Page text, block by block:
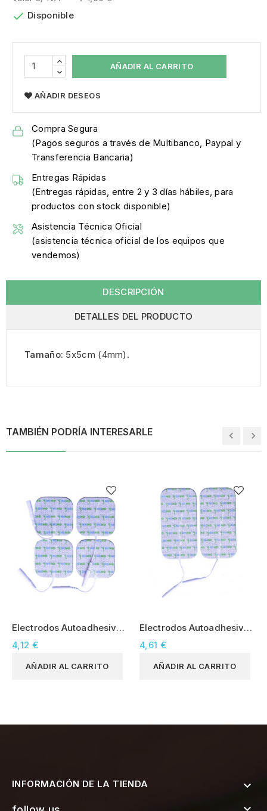
 Disponible
AÑADIR AL CARRITO
AÑADIR DESEOS
Compra Segura
(Pagos seguros a través de Multibanco, Paypal y
Transferencia Bancaria)
Entregas Rápidas
(Entregas rápidas, entre 2 y 3 días hábiles, para
productos con stock disponible)
Asistencia Técnica Oficial
(asistencia técnica oficial de los equipos que
vendemos)
DESCRIPCIÓN
DETALLES DEL PRODUCTO
Tamaño: 5x5cm (4mm).
TAMBIÉN PODRÍA INTERESARLE
Electrodos Autoadhesivos
Cuadrados 50x50mm
4,12 €
AÑADIR AL CARRITO
Electrodos Autoadhesivos
Rectangulares 50x90mm
4,61 €
AÑADIR AL CARRITO
INFORMACIÓN DE LA TIENDA 